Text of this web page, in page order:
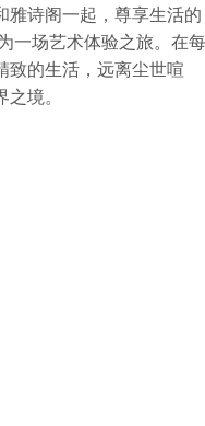
雅诗阁一起，尊享生活的
一场艺术体验之旅。在每
致的生活，远离尘世喧
境。